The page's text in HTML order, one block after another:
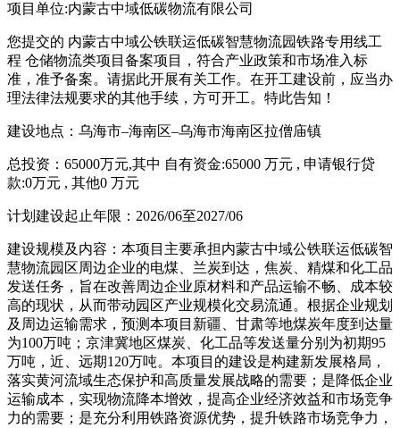
项目单位:内蒙古中域低碳物流有限公司
您提交的 内蒙古中域公铁联运低碳智慧物流园铁路专用线工
程 仓储物流类项目备案项目，符合产业政策和市场准入标
准，准予备案。请据此开展有关工作。在开工建设前，应当办
理法律法规要求的其他手续，方可开工。特此告知！
建设地点：乌海市–海南区–乌海市海南区拉僧庙镇
总投资：65000万元,其中 自有资金:65000 万元 , 申请银行贷
款:0万元 , 其他0 万元
计划建设起止年限：2026/06至2027/06
建设规模及内容：本项目主要承担内蒙古中域公铁联运低碳智
慧物流园区周边企业的电煤、兰炭到达，焦炭、 精煤和化工品
发送任务，旨在改善周边企业原材料和产品运输不畅、成本较
高的现状，从而带动园区产业规模化交易流通。根据企业规划
及周边运输需求，预测本项目新疆、甘肃等地煤炭年度到达量
为100万吨；京津冀地区煤炭、化工品等发送量分别为初期95
万吨，近、远期120万吨。本项目的建设是构建新发展格局，
落实黄河流域生态保护和高质量发展战略的需要；是降低企业
运输成本，实现物流降本增效，提高企业经济效益和市场竞争
力的需要；是充分利用铁路资源优势，提升铁路市场竞争力，